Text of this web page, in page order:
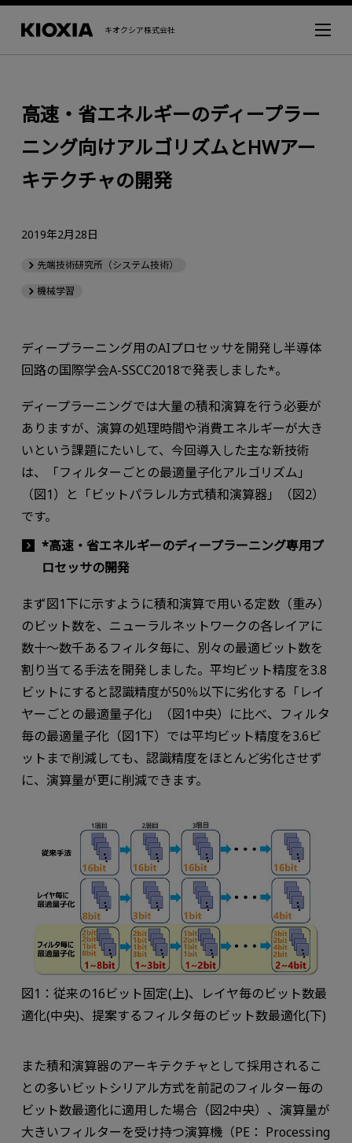
キオクシア株式会社
高速・省エネルギーのディープラー
ニング向けアルゴリズムとHWアー
キテクチャの開発
2019年2月28日
先端技術研究所（システム技術）
機械学習
ディープラーニング用のAIプロセッサを開発し半導体
回路の国際学会A-SSCC2018で発表しました*。
ディープラーニングでは大量の積和演算を行う必要が
ありますが、演算の処理時間や消費エネルギーが大き
いという課題にたいして、今回導入した主な新技術
は、「フィルターごとの最適量子化アルゴリズム」
（図1）と「ビットパラレル方式積和演算器」（図2）
です。
*高速・省エネルギーのディープラーニング専用プ
ロセッサの開発
まず図1下に示すように積和演算で用いる定数（重み）
のビット数を、ニューラルネットワークの各レイアに
数十～数千あるフィルタ毎に、別々の最適ビット数を
割り当てる手法を開発しました。平均ビット精度を3.8
ビットにすると認識精度が50％以下に劣化する「レイ
ヤーごとの最適量子化」（図1中央）に比べ、フィルタ
毎の最適量子化（図1下）では平均ビット精度を3.6ビ
ットまで削減しても、認識精度をほとんど劣化させず
に、演算量が更に削減できます。
図1：従来の16ビット固定(上)、レイヤ毎のビット数最
適化(中央)、提案するフィルタ毎のビット数最適化(下)
また積和演算器のアーキテクチャとして採用されるこ
との多いビットシリアル方式を前記のフィルター毎の
ビット数最適化に適用した場合（図2中央）、演算量が
大きいフィルターを受け持つ演算機（PE： Processing